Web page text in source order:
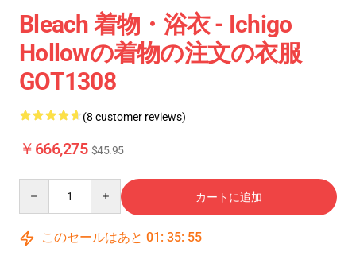
Bleach 着物・浴衣 - Ichigo
Hollowの着物の注文の衣服
GOT1308
(8 customer reviews)
￥666,275 $45.95
カートに追加
このセールはあと 01 : 35: 54